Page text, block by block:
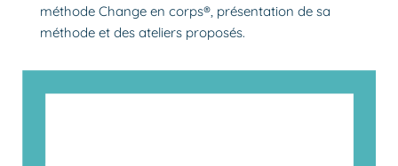
méthode Change en corps®, présentation de sa
méthode et des ateliers proposés.